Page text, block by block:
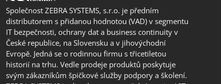
Společnost ZEBRA SYSTEMS, s.r.o. je předním
distributorem s přidanou hodnotou (VAD) v segmentu
IT bezpečnosti, ochrany dat a business continuity v
České republice, na Slovensku a v jihovýchodní
Evropě. Jedná se o rodinnou firmu s třicetiletou
historií na trhu. Vedle prodeje produktů poskytuje
svým zákazníkům špičkové služby podpory a školení.